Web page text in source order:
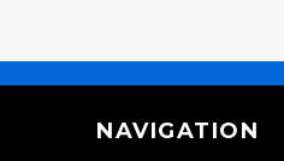
NAVIGATION